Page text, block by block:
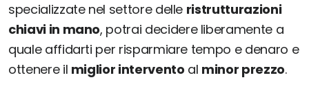
specializzate nel settore delle ristrutturazioni
chiavi in mano, potrai decidere liberamente a
quale affidarti per risparmiare tempo e denaro e
ottenere il miglior intervento al minor prezzo.